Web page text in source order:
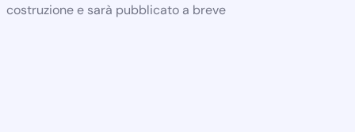
costruzione e sarà pubblicato a breve